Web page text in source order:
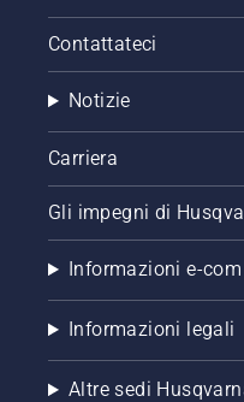
Contattateci
Notizie
Carriera
Gli impegni di
Informazioni e-com
Informazioni legali
Altre sedi